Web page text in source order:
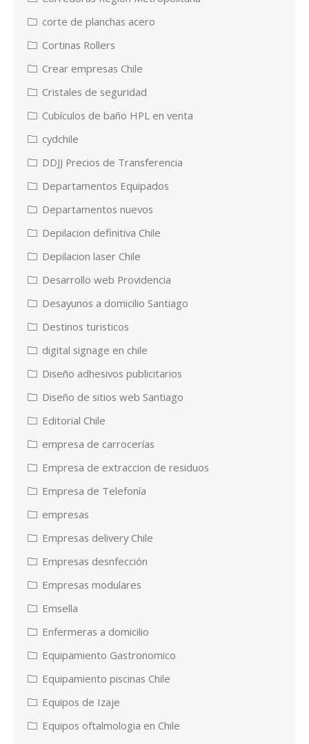
corte de planchas acero
Cortinas Rollers
Crear empresas Chile
Cristales de seguridad
Cubículos de baño HPL en venta
cydchile
DDJJ Precios de Transferencia
Departamentos Equipados
Departamentos nuevos
Depilacion definitiva Chile
Depilacion laser Chile
Desarrollo web Providencia
Desayunos a domicilio Santiago
Destinos turisticos
digital signage en chile
Diseño adhesivos publicitarios
Diseño de sitios web Santiago
Editorial Chile
empresa de carrocerías
Empresa de extraccion de residuos
Empresa de Telefonía
empresas
Empresas delivery Chile
Empresas desnfección
Empresas modulares
Emsella
Enfermeras a domicilio
Equipamiento Gastronomico
Equipamiento piscinas Chile
Equipos de Izaje
Equipos oftalmologia en Chile